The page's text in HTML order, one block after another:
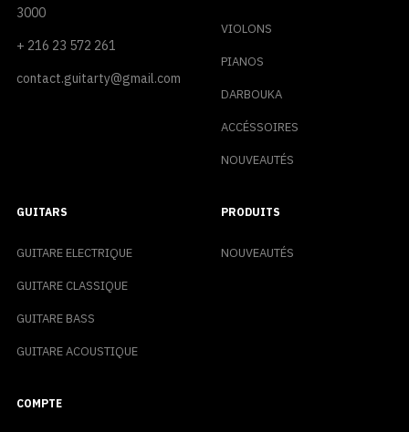
3000
+ 216 23 572 261
contact.guitarty@gmail.com
VIOLONS
PIANOS
DARBOUKA
ACCÉSSOIRES
NOUVEAUTÉS
GUITARS
GUITARE ELECTRIQUE
GUITARE CLASSIQUE
GUITARE BASS
GUITARE ACOUSTIQUE
PRODUITS
NOUVEAUTÉS
COMPTE